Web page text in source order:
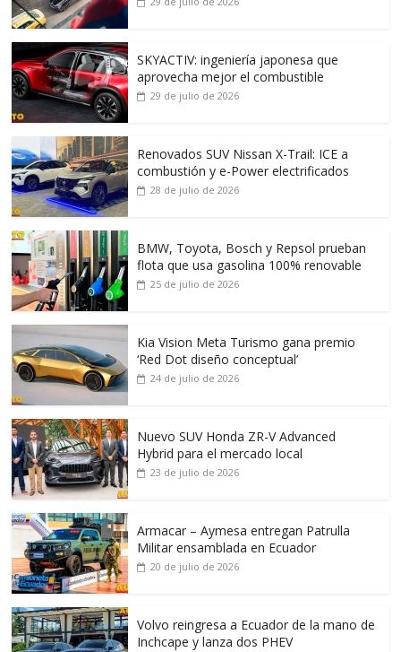
SKYACTIV: ingeniería japonesa que
aprovecha mejor el combustible
29 de julio de 2026
Renovados SUV Nissan X-Trail: ICE a
combustión y e-Power electrificados
28 de julio de 2026
BMW, Toyota, Bosch y Repsol prueban
flota que usa gasolina 100% renovable
25 de julio de 2026
Kia Vision Meta Turismo gana premio
‘Red Dot diseño conceptual’
24 de julio de 2026
Nuevo SUV Honda ZR-V Advanced
Hybrid para el mercado local
23 de julio de 2026
Armacar – Aymesa entregan Patrulla
Militar ensamblada en Ecuador
20 de julio de 2026
Volvo reingresa a Ecuador de la mano de
Inchcape y lanza dos PHEV